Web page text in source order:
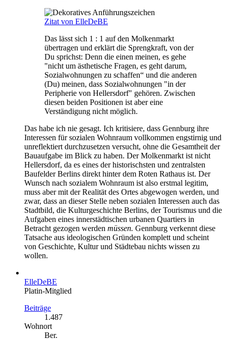
Zitat von ElleDeBE
Das lässt sich 1 : 1 auf den Molkenmarkt
übertragen und erklärt die Sprengkraft, von der
Du sprichst: Denn die einen meinen, es gehe
"nicht um ästhetische Fragen, es geht darum,
Sozialwohnungen zu schaffen“ und die anderen
(Du) meinen, dass Sozialwohnungen "in der
Peripherie von Hellersdorf" gehören. Zwischen
diesen beiden Positionen ist aber eine
Verständigung nicht möglich.
Das habe ich nie gesagt. Ich kritisiere, dass Gennburg ihre
Interessen für sozialen Wohnraum vollkommen engstirnig und
unreflektiert durchzusetzen versucht, ohne die Gesamtheit der
Bauaufgabe im Blick zu haben. Der Molkenmarkt ist nicht
Hellersdorf, da es eines der historischsten und zentralsten
Baufelder Berlins direkt hinter dem Roten Rathaus ist. Der
Wunsch nach sozialem Wohnraum ist also erstmal legitim,
muss aber mit der Realität des Ortes abgewogen werden, und
zwar, dass an dieser Stelle neben sozialen Interessen auch das
Stadtbild, die Kulturgeschichte Berlins, der Tourismus und die
Aufgaben eines innerstädtischen urbanen Quartiers in
Betracht gezogen werden müssen. Gennburg verkennt diese
Tatsache aus ideologischen Gründen komplett und scheint
von Geschichte, Kultur und Städtebau nichts wissen zu
wollen.
ElleDeBE
Platin-Mitglied
Beiträge
1.487
Wohnort
Ber.